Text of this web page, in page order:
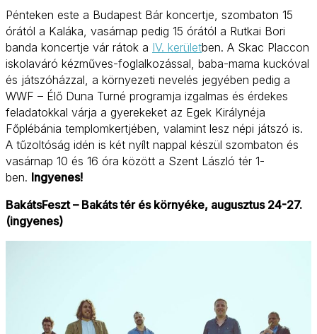
Pénteken este a Budapest Bár koncertje, szombaton 15
órától a Kaláka, vasárnap pedig 15 órától a Rutkai Bori
banda koncertje vár rátok a IV. kerületben. A Skac Placcon
iskolaváró kézműves-foglalkozással, baba-mama kuckóval
és játszóházzal, a környezeti nevelés jegyében pedig a
WWF – Élő Duna Turné programja izgalmas és érdekes
feladatokkal várja a gyerekeket az Egek Királynéja
Főplébánia templomkertjében, valamint lesz népi játszó is.
A tűzoltóság idén is két nyílt nappal készül szombaton és
vasárnap 10 és 16 óra között a Szent László tér 1-
ben. Ingyenes!
BakátsFeszt – Bakáts tér és környéke, augusztus 24-27.
(ingyenes)